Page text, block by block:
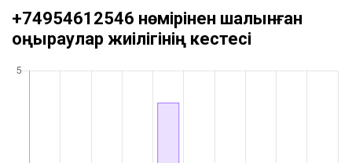
+74954612546 нөмірінен шалынған
қоңыраулар жиілігінің кестесі